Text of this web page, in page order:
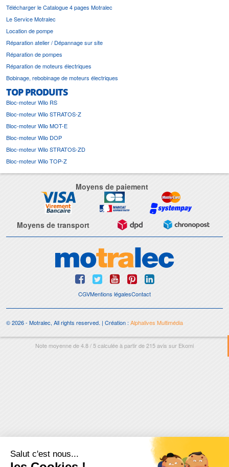
Télécharger le Catalogue 4 pages Motralec
Le Service Motralec
Location de pompe
Réparation atelier / Dépannage sur site
Réparation de pompes
Réparation de moteurs électriques
Bobinage, rebobinage de moteurs électriques
TOP PRODUITS
Bloc-moteur Wilo RS
Bloc-moteur Wilo STRATOS-Z
Bloc-moteur Wilo MOT-E
Bloc-moteur Wilo DOP
Bloc-moteur Wilo STRATOS-ZD
Bloc-moteur Wilo TOP-Z
Moyens de paiement
Moyens de transport
CGVMentions légalesContact
© 2026 - Motralec, All rights reserved. | Création :Alphalives Multimédia
Note moyenne de4.8/5calculée à partir de215avis sur Ekomi